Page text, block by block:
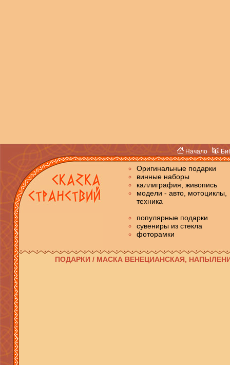
Начало
Оригинальные подарки
винные наборы
каллиграфия, живопись
модели - авто, мотоциклы,
техника
популярные подарки
сувениры из стекла
фоторамки
ПОДАРКИ / МАСКА ВЕНЕЦИАНСКАЯ,